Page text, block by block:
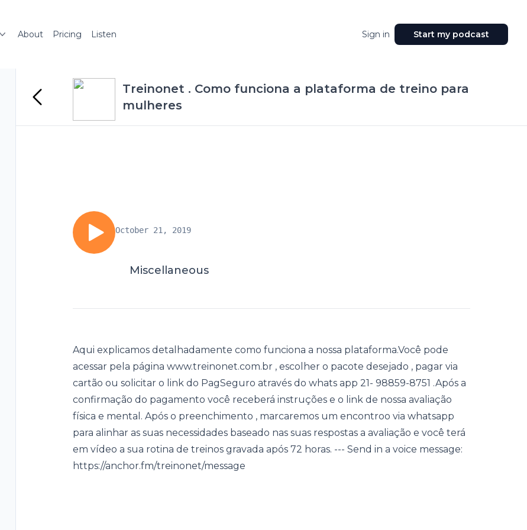
About Pricing Listen Sign in Start my podcast
Treinonet . Como funciona a plataforma de treino para
mulheres
October 21, 2019
Miscellaneous
Aqui explicamos detalhadamente como funciona a nossa plataforma.Você pode
acessar pela página www.treinonet.com.br , escolher o pacote desejado , pagar via
cartão ou solicitar o link do PagSeguro através do whats app 21- 98859-8751 .Após a
confirmação do pagamento você receberá instruções e o link de nossa avaliação
física e mental. Após o preenchimento , marcaremos um encontroo via whatsapp
para alinhar as suas necessidades baseado nas suas respostas a avaliação e você terá
em vídeo a sua rotina de treinos gravada após 72 horas. --- Send in a voice message:
https://anchor.fm/treinonet/message